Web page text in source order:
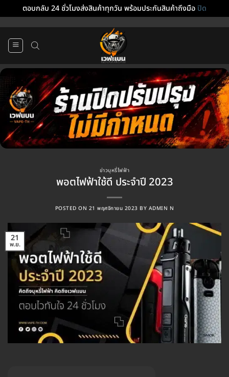
ตอบกลับ 24 ชั่วโมงส่งสินค้าทุกวัน พร้อมประกันสินค้าถึงมือปิด
ข่าวบุหรี่ไฟฟ้า
พอตไฟฟ้าใช้ดี ประจำปี 2023
POSTED ON 21 พฤศจิกายน 2023 BY ADMIN N
21
พ.ย.